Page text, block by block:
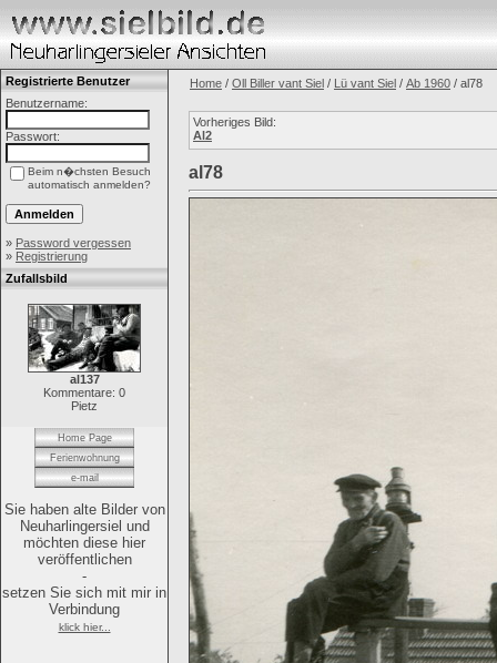
Registrierte Benutzer
Benutzername:
Passwort:
Beim n�chsten Besuch
automatisch anmelden?
» Password vergessen
» Registrierung
Zufallsbild
al137
Kommentare: 0
Pietz
Home Page
Ferienwohnung
e-mail
Sie haben alte Bilder von
Neuharlingersiel und
möchten diese hier
veröffentlichen
-
setzen Sie sich mit mir in
Verbindung
klick hier...
Home / Oll Biller vant Siel / Lü vant Siel / Ab 1960 / al78
Vorheriges Bild:
Al2
al78